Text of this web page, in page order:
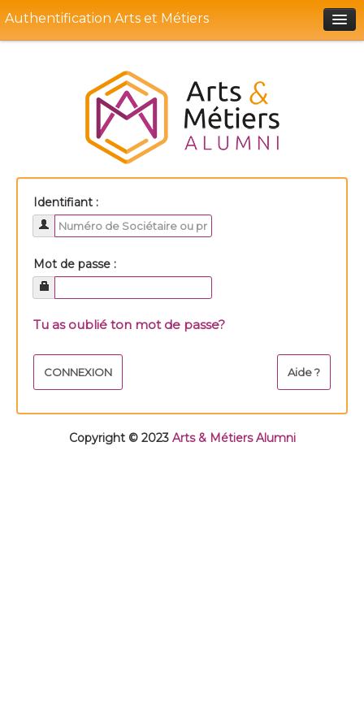
Authentification Arts et Métiers
Identifiant :
Mot de passe :
Tu as oublié ton mot de passe?
Copyright © 2023 Arts & Métiers Alumni